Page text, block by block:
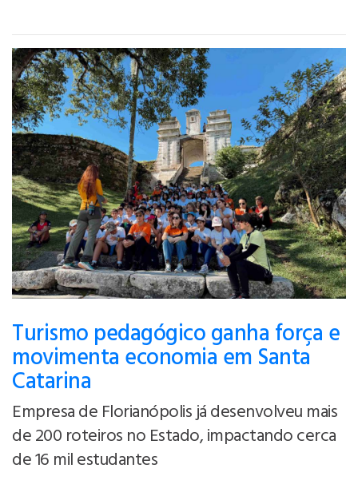
Turismo pedagógico ganha força e
movimenta economia em Santa
Catarina
Empresa de Florianópolis já desenvolveu mais
de 200 roteiros no Estado, impactando cerca
de 16 mil estudantes